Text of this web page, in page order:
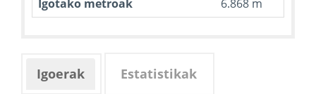
Igotako metroak
6.868 m
Igoerak Estatistikak